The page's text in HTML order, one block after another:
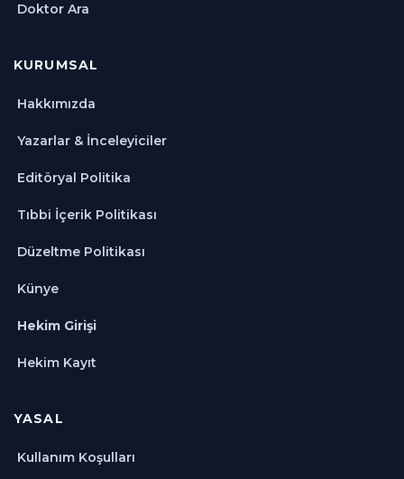
Doktor Ara
KURUMSAL
Hakkımızda
Yazarlar & İnceleyiciler
Editöryal Politika
Tıbbi İçerik Politikası
Düzeltme Politikası
Künye
Hekim Girişi
Hekim Kayıt
YASAL
Kullanım Koşulları